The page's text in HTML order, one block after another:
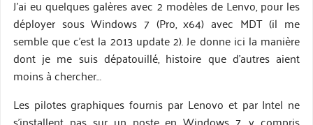
J’ai eu quelques galères avec 2 modèles de Lenvo, pour les
déployer sous Windows 7 (Pro, x64) avec MDT (il me
semble que c’est la 2013 update 2). Je donne ici la manière
dont je me suis dépatouillé, histoire que d’autres aient
moins à chercher…
Les pilotes graphiques fournis par Lenovo et par Intel ne